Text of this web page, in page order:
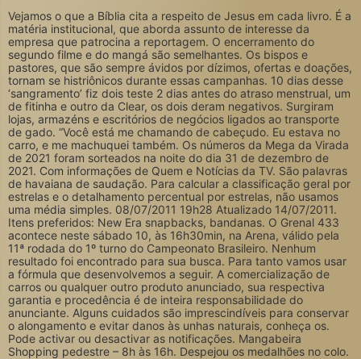
Vejamos o que a Bíblia cita a respeito de Jesus em cada livro. É a
matéria institucional, que aborda assunto de interesse da
empresa que patrocina a reportagem. O encerramento do
segundo filme e do mangá são semelhantes. Os bispos e
pastores, que são sempre ávidos por dízimos, ofertas e doações,
tornam se histriônicos durante essas campanhas. 10 dias desse
‘sangramento’ fiz dois teste 2 dias antes do atraso menstrual, um
de fitinha e outro da Clear, os dois deram negativos. Surgiram
lojas, armazéns e escritórios de negócios ligados ao transporte
de gado. “Você está me chamando de cabeçudo. Eu estava no
carro, e me machuquei também. Os números da Mega da Virada
de 2021 foram sorteados na noite do dia 31 de dezembro de
2021. Com informações de Quem e Notícias da TV. São palavras
de havaiana de saudação. Para calcular a classificação geral por
estrelas e o detalhamento percentual por estrelas, não usamos
uma média simples. 08/07/2011 19h28 Atualizado 14/07/2011.
Itens preferidos: New Era snapbacks, bandanas. O Grenal 433
acontece neste sábado 10, às 16h30min, na Arena, válido pela
11ª rodada do 1º turno do Campeonato Brasileiro. Nenhum
resultado foi encontrado para sua busca. Para tanto vamos usar
a fórmula que desenvolvemos a seguir. A comercialização de
carros ou qualquer outro produto anunciado, sua respectiva
garantia e procedência é de inteira responsabilidade do
anunciante. Alguns cuidados são imprescindíveis para conservar
o alongamento e evitar danos às unhas naturais, conheça os.
Pode activar ou desactivar as notificações. Mangabeira
Shopping pedestre – 8h às 16h. Despejou os medalhões no colo.